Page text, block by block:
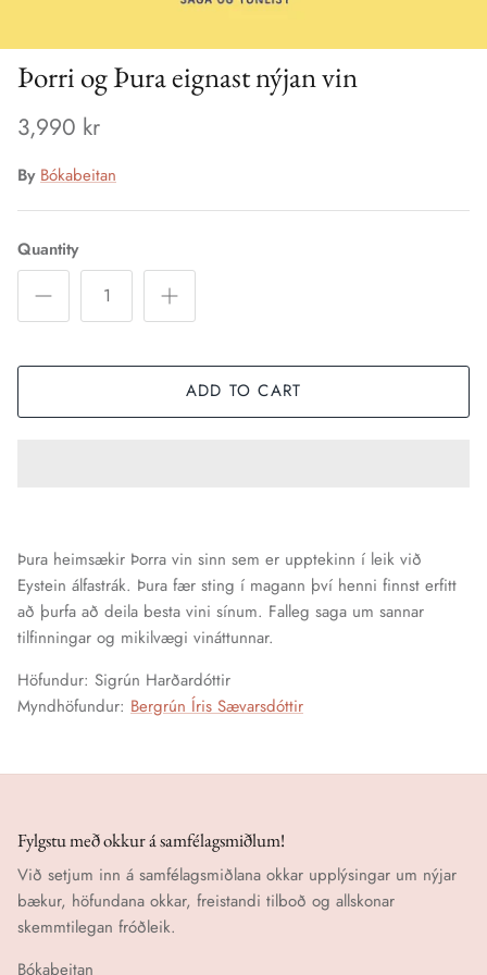
Þorri og Þura eignast nýjan vin
3,990 kr
By Bókabeitan
Quantity
ADD TO CART
Þura heimsækir Þorra vin sinn sem er upptekinn í leik við
Eystein álfastrák. Þura fær sting í magann því henni finnst erfitt
að þurfa að deila besta vini sínum. Falleg saga um sannar
tilfinningar og mikilvægi vináttunnar.
Höfundur: Sigrún Harðardóttir
Myndhöfundur: Bergrún Íris Sævarsdóttir
Fylgstu með okkur á samfélagsmiðlum!
Við setjum inn á samfélagsmiðlana okkar upplýsingar um nýjar
bækur, höfundana okkar, freistandi tilboð og allskonar
skemmtilegan fróðleik.
Bókabeitan